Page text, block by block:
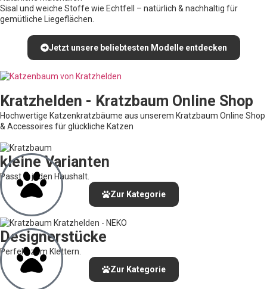
Sisal und weiche Stoffe wie Echtfell – natürlich & nachhaltig für
gemütliche Liegeflächen.
Jetzt unsere beliebtesten Modelle entdecken
Kratzhelden - Kratzbaum Online Shop
Hochwertige Katzenkratzbäume aus unserem Kratzbaum Online Shop
& Accessoires für glückliche Katzen
kleine Varianten
Passt in jeden Haushalt.
Zur Kategorie
Designerstücke
Perfekt zum Klettern.
Zur Kategorie